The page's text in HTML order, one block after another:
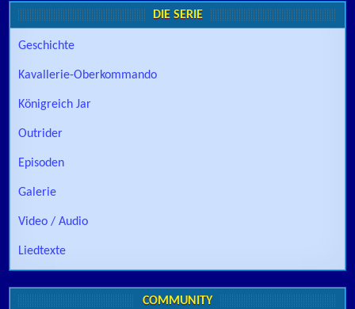
DIE SERIE
Geschichte
Kavallerie-Oberkommando
Königreich Jar
Outrider
Episoden
Galerie
Video / Audio
Liedtexte
COMMUNITY